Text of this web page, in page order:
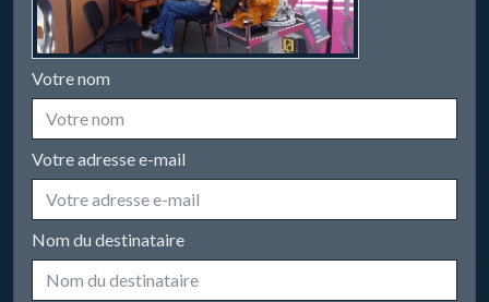
Votre nom
Votre adresse e-mail
Nom du destinataire